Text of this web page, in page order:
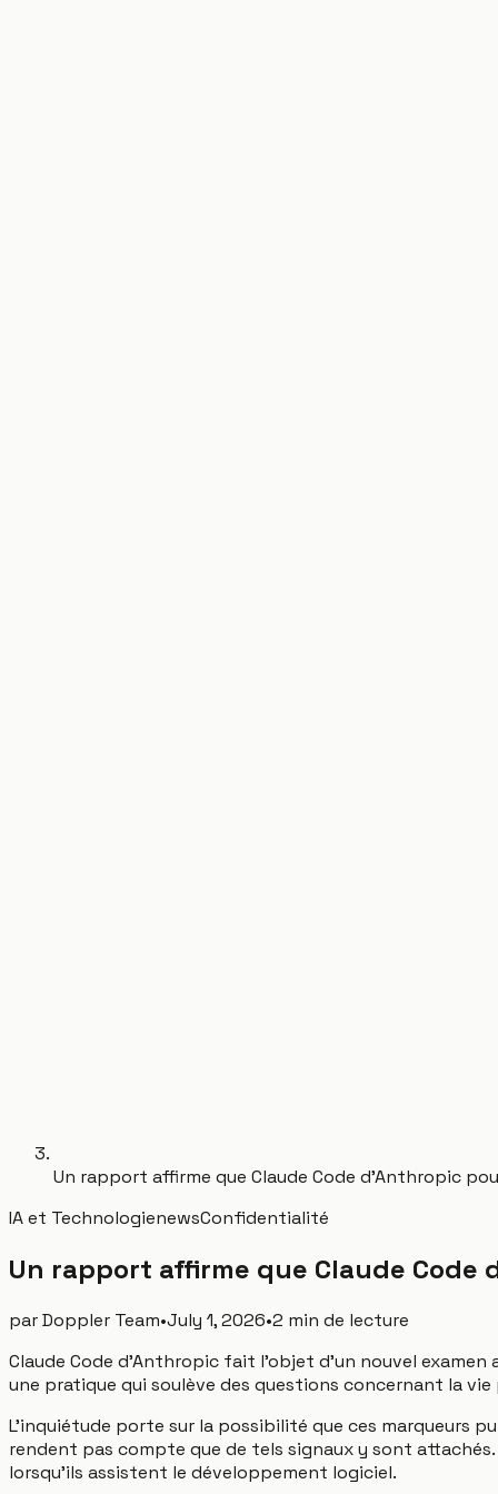
Un rapport affirme que Claude Code d'Anthropic
IA et TechnologienewsConfidentialité
Un rapport affirme que Claude
parDoppler Team•July 1, 2026•2 min de lecture
Claude Code d'Anthropic fait l'objet d'un nouvel examen
une pratique qui soulève des questions concernant la
L'inquiétude porte sur la possibilité que ces marqueurs
rendent pas compte que de tels signaux y sont
lorsqu'ils assistent le développement logiciel.